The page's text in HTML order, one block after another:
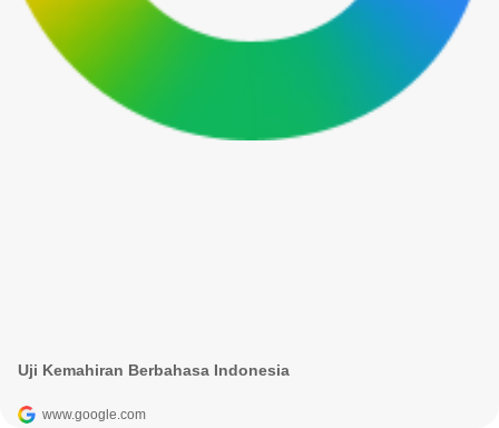
Uji Kemahiran Berbahasa Indonesia
www.google.com